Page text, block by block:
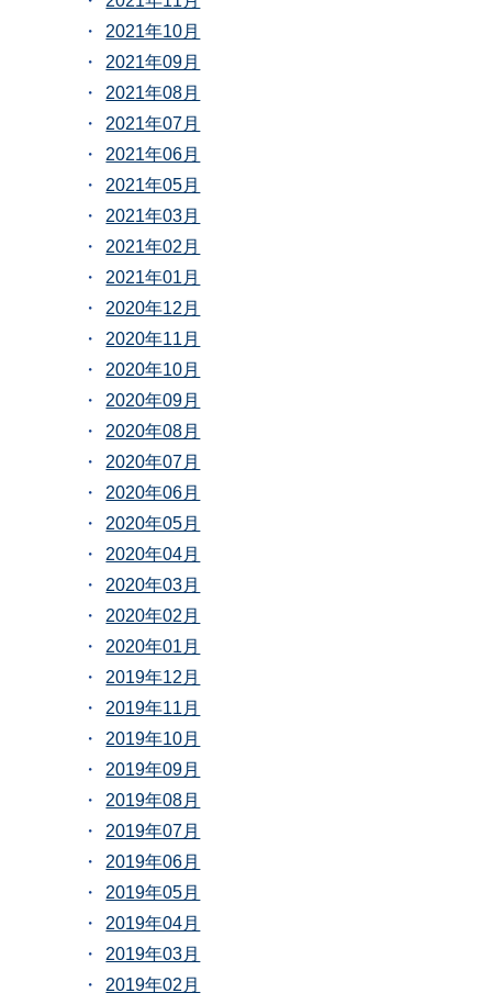
2021年10月
2021年09月
2021年08月
2021年07月
2021年06月
2021年05月
2021年03月
2021年02月
2021年01月
2020年12月
2020年11月
2020年10月
2020年09月
2020年08月
2020年07月
2020年06月
2020年05月
2020年04月
2020年03月
2020年02月
2020年01月
2019年12月
2019年11月
2019年10月
2019年09月
2019年08月
2019年07月
2019年06月
2019年05月
2019年04月
2019年03月
2019年02月